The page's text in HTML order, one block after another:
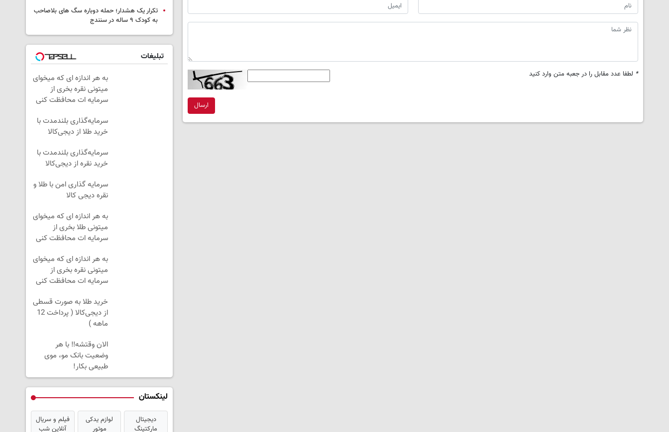
* لطفا عدد مقابل را در جعبه متن وارد کنید
ارسال
تکرار یک هشدار؛ حمله دوباره سگ های بلاصاحب
به کودک ۹ ساله در سنندج
تبلیغات
به هر اندازه ای که میخوای
میتونی نقره بخری از
سرمایه ات محافظت کنی
سرمایه‌گذاری بلندمدت با
خرید طلا از دیجی‌کالا
سرمایه‌گذاری بلندمدت با
خرید نقره از دیجی‌کالا
سرمایه گذاری امن با طلا و
نقره دیجی کالا
به هر اندازه ای که میخوای
میتونی طلا بخری از
سرمایه ات محافظت کنی
به هر اندازه ای که میخوای
میتونی نقره بخری از
سرمایه ات محافظت کنی
خرید طلا به صورت قسطی
از دیجی‌کالا ( پرداخت 12
ماهه )
الان وقتشه‼️ با هر
وضعیت بانک مو، موی
طبیعی بکار!
لینکستان
دیجیتال
مارکتینگ
لوازم یدکی
موتور
فیلم و سریال
آنلاین شب